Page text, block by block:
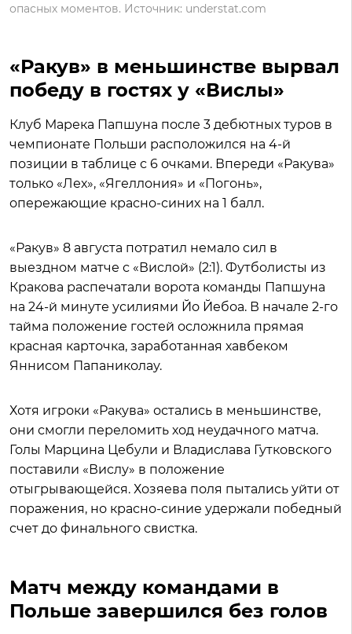
опасных моментов. Источник: understat.com
«Ракув» в меньшинстве вырвал
победу в гостях у «Вислы»
Клуб Марека Папшуна после 3 дебютных туров в
чемпионате Польши расположился на 4-й
позиции в таблице с 6 очками. Впереди «Ракува»
только «Лех», «Ягеллония» и «Погонь»,
опережающие красно-синих на 1 балл.
«Ракув» 8 августа потратил немало сил в
выездном матче с «Вислой» (2:1). Футболисты из
Кракова распечатали ворота команды Папшуна
на 24-й минуте усилиями Йо Йебоа. В начале 2-го
тайма положение гостей осложнила прямая
красная карточка, заработанная хавбеком
Яннисом Папаниколау.
Хотя игроки «Ракува» остались в меньшинстве,
они смогли переломить ход неудачного матча.
Голы Марцина Цебули и Владислава Гутковского
поставили «Вислу» в положение
отыгрывающейся. Хозяева поля пытались уйти от
поражения, но красно-синие удержали победный
счет до финального свистка.
Матч между командами в
Польше завершился без голов